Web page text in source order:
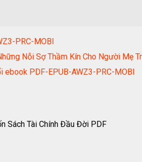
PRC-MOBI
Nỗi Sợ Thầm Kín Cho Người Mẹ
ebook PDF-EPUB-AWZ3-PRC-MOBI
Sách Tài Chính Đầu Đời PDF